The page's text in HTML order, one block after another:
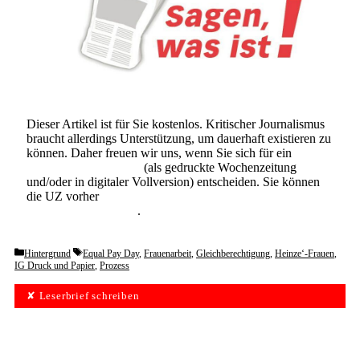
Dieser Artikel ist für Sie kostenlos. Kritischer Journalismus
braucht allerdings Unterstützung, um dauerhaft existieren zu
können. Daher freuen wir uns, wenn Sie sich für ein
(als gedruckte Wochenzeitung
und/oder in digitaler Vollversion) entscheiden. Sie können
die UZ vorher
.
Categories
Hintergrund Tags
Equal Pay Day, Frauenarbeit, Gleichberechtigung, Heinze‘-Frauen,
IG Druck und Papier, Prozess
✘ Leserbrief schreiben